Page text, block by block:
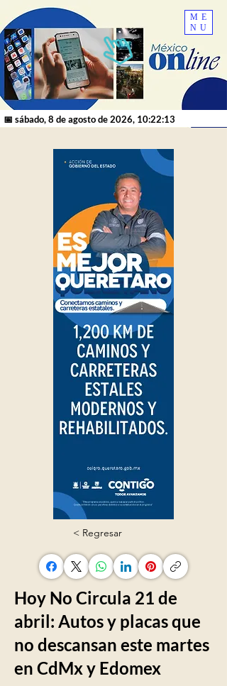
ME
NU
📅 sábado, 8 de agosto de 2026, 10:22:13
< Regresar
Hoy No Circula 21 de
abril: Autos y placas que
no descansan este martes
en CdMx y Edomex